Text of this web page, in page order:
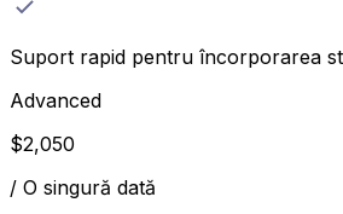
Suport rapid pentru încorporarea
Advanced
$2,050
/ O singură dată